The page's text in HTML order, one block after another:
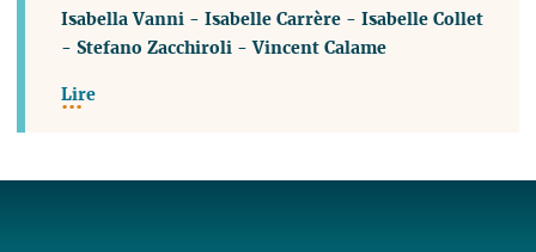
Isabella Vanni -Isabelle Carrère -Isabelle Collet
-Stefano Zacchiroli -Vincent Calame
Lire